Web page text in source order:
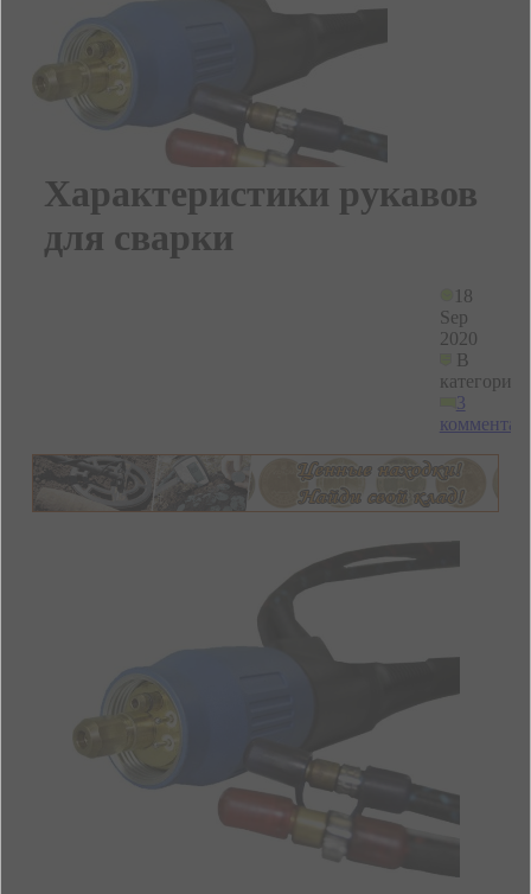
Характеристики рукавов
для сварки
18
Sep
2020
В
категории
3